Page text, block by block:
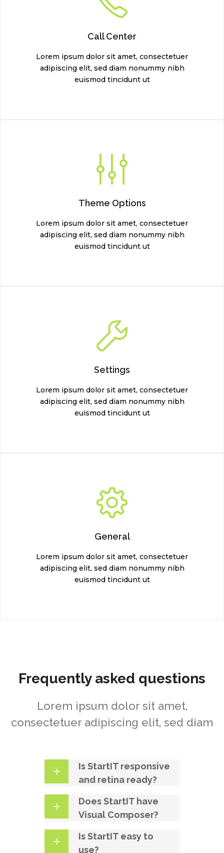
Call Center
Lorem ipsum dolor sit amet, consectetuer
adipiscing elit, sed diam nonummy nibh
euismod tincidunt ut
Theme Options
Lorem ipsum dolor sit amet, consectetuer
adipiscing elit, sed diam nonummy nibh
euismod tincidunt ut
Settings
Lorem ipsum dolor sit amet, consectetuer
adipiscing elit, sed diam nonummy nibh
euismod tincidunt ut
General
Lorem ipsum dolor sit amet, consectetuer
adipiscing elit, sed diam nonummy nibh
euismod tincidunt ut
Frequently asked questions
Lorem ipsum dolor sit amet,
consectetuer adipiscing elit, sed diam
Is StartIT responsive
and retina ready?
Does StartIT have
Visual Composer?
Is StartIT easy to
use?